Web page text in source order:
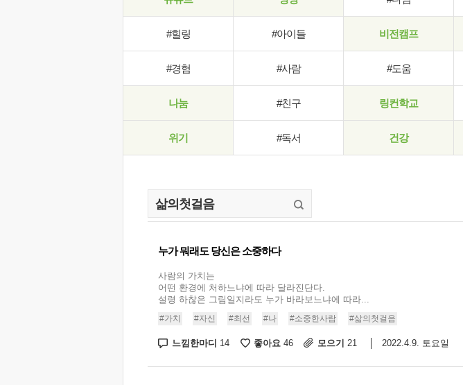
#힐링 #아이들 비전캠프
#경험 #사람 #도움
나눔 #친구 링컨학교
위기 #독서 건강
누가 뭐래도 당신은 소중하다
사람의 가치는
어떤 환경에 처하느냐에 따라 달라진단다.
설령 하찮은 그림일지라도 누가 바라보느냐에 따라...
#가치 #자신 #최선 #나 #소중한사람 #삶의첫걸음
느낌한마디 14 좋아요 46 모으기 21 2022.4.9. 토요일